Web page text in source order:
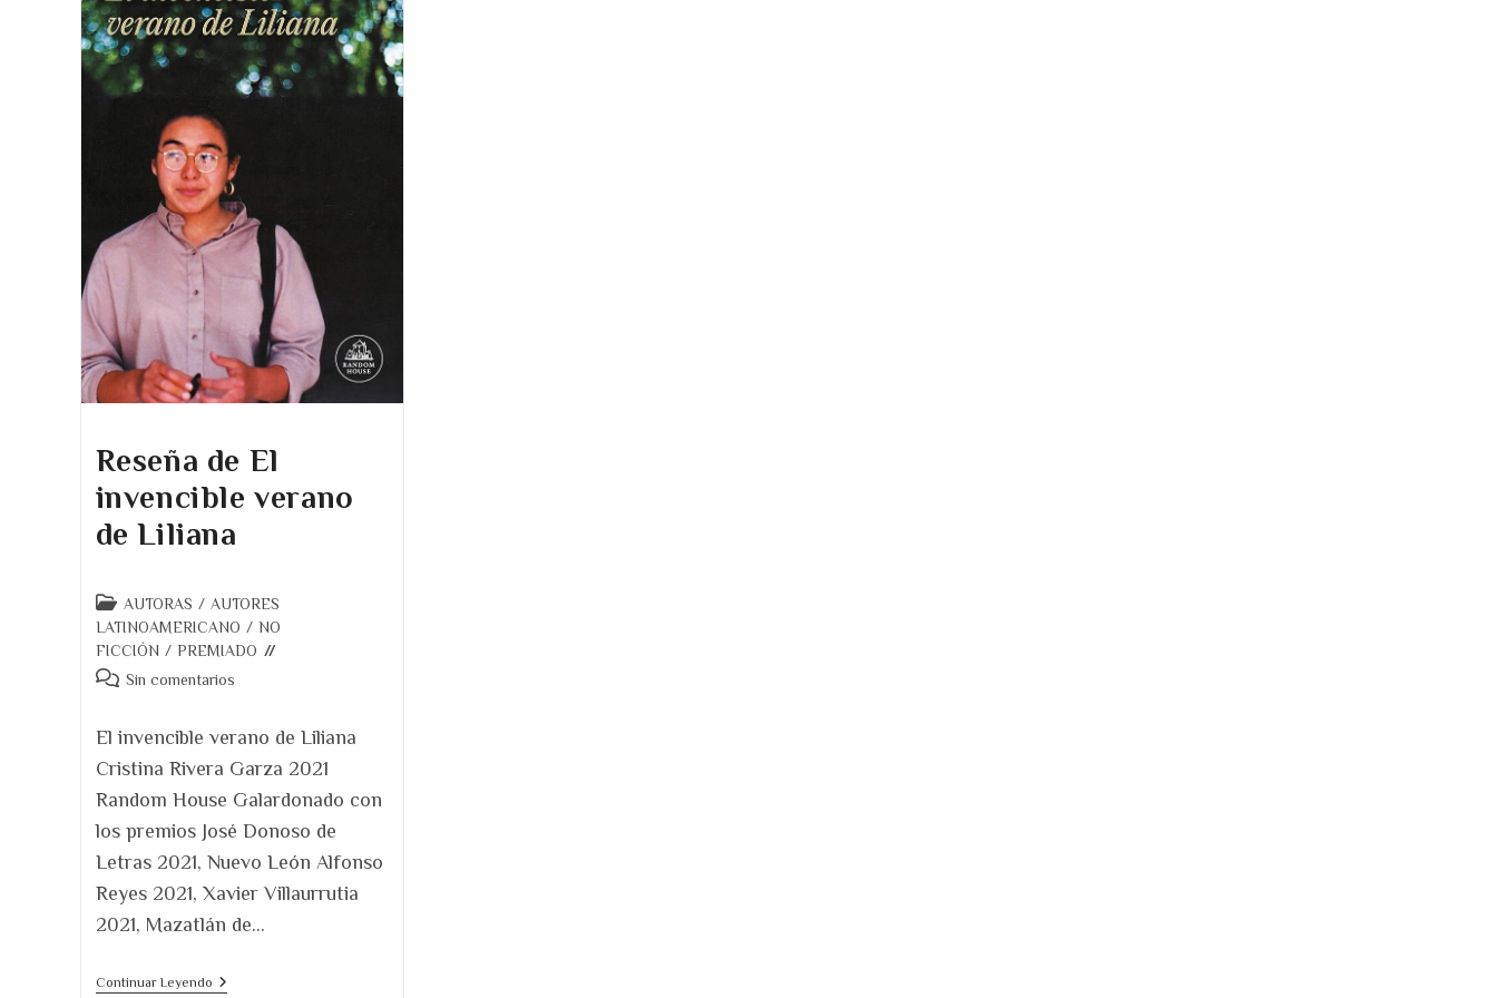
Reseña de El
invencible verano
de Liliana
Categoría
de
la
entrada:
AUTORAS / AUTORES
LATINOAMERICANO / NO
FICCIÓN / PREMIADO
Comentarios
entrada:
Sin comentarios
El invencible verano de Liliana
Cristina Rivera Garza 2021
Random House Galardonado con
los premios José Donoso de
Letras 2021, Nuevo León Alfonso
Reyes 2021, Xavier Villaurrutia
2021, Mazatlán de…
Continuar LeyendoReseña